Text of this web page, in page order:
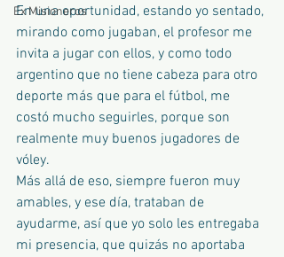
Ex Misioneros
En una oportunidad, estando yo sentado,
mirando como jugaban, el profesor me
invita a jugar con ellos, y como todo
argentino que no tiene cabeza para otro
deporte más que para el fútbol, me
costó mucho seguirles, porque son
realmente muy buenos jugadores de
vóley.
Más allá de eso, siempre fueron muy
amables, y ese día, trataban de
ayudarme, así que yo solo les entregaba
mi presencia, que quizás no aportaba